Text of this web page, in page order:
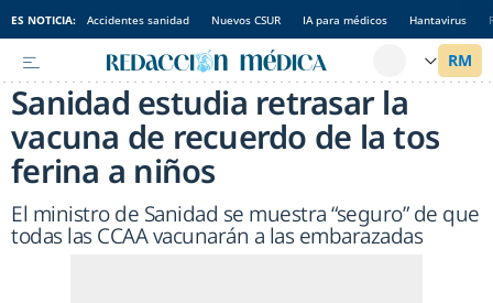
ES NOTICIA: Accidentes sanidad Nuevos CSUR IA para médicos Hantavirus
Sanidad estudia retrasar la
vacuna de recuerdo de la tos
ferina a niños
El ministro de Sanidad se muestra “seguro” de que
todas las CCAA vacunarán a las embarazadas